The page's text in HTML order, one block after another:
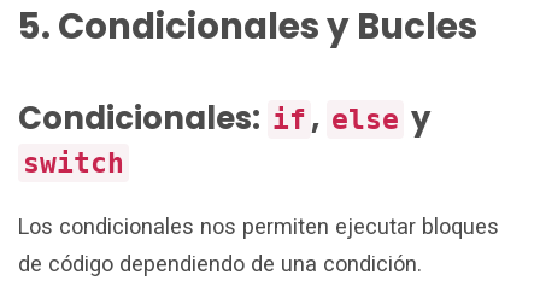
5. Condicionales y Bucles
Condicionales: if , else y
switch
Los condicionales nos permiten ejecutar bloques
de código dependiendo de una condición.